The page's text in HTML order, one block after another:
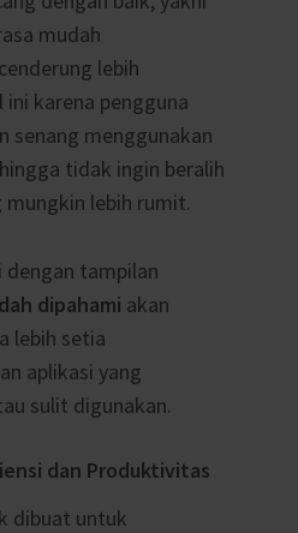
mudah
lebih
ini karena pengguna
senang menggunakan
tidak ingin beralih
mungkin lebih rumit.
dengan tampilan
dipahami akan
lebih setia
aplikasi yang
sulit digunakan.
dan Produktivitas
dibuat untuk